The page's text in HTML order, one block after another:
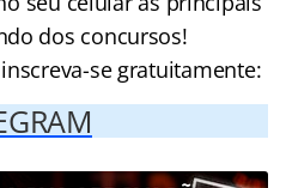
dos concursos!
se gratuitamente: